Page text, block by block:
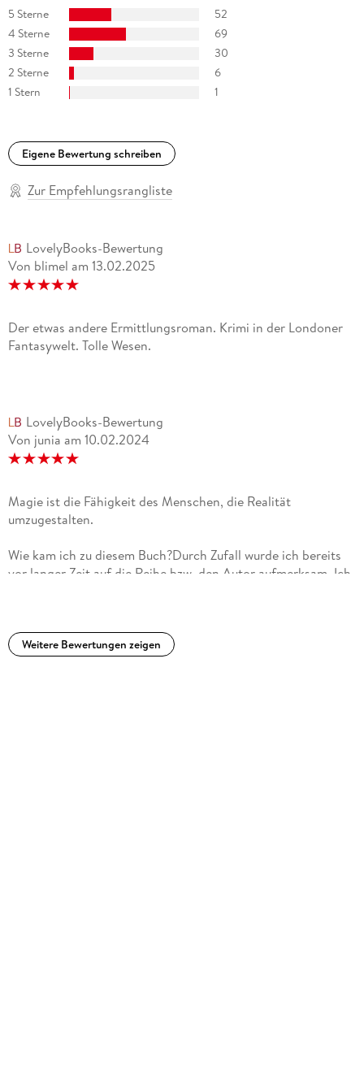
5 Sterne
52
4 Sterne
69
3 Sterne
30
2 Sterne
6
1 Stern
1
Eigene Bewertung schreiben
Zur Empfehlungsrangliste
LovelyBooks-Bewertung
Von blimel am 13.02.2025
Der etwas andere Ermittlungsroman. Krimi in der Londoner
Fantasywelt. Tolle Wesen.
LovelyBooks-Bewertung
Von junia am 10.02.2024
Magie ist die Fähigkeit des Menschen, die Realität
umzugestalten.
Wie kam ich zu diesem Buch?Durch Zufall wurde ich bereits
vor langer Zeit auf die Reihe bzw. den Autor aufmerksam. Ich
der ganzen Serie.Wie finde ich Cover und Titel?Die Cover
waren es, die mich vor zehn Jahren angesprochen haben und
Weitere Bewertungen zeigen